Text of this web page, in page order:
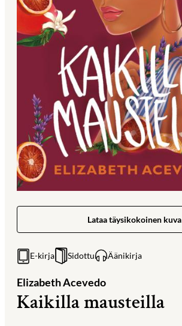
Lataa täysikokoinen kuva
E-kirja Sidottu Äänikirja
Elizabeth Acevedo
Kaikilla mausteilla